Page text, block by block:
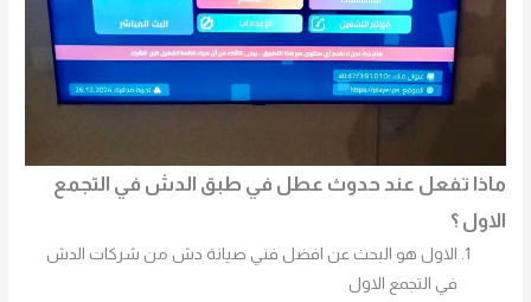
ماذا تفعل عند حدوث عطل في طبق الدش في التجمع
الاول ؟
الاول هو البحث عن افضل فني صيانة دش من شركات الدش
في التجمع الاول